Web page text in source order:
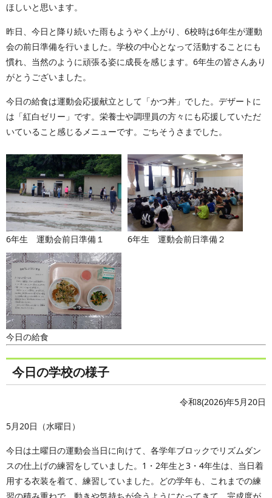
ほしいと思います。
昨日、今日と降り続いた雨もようやく上がり、6校時は6年生が運動
会の前日準備を行いました。学校の中心となって活動することにも
慣れ、当然のように頑張る姿に成長を感じます。6年生の皆さんあり
がとうございました。
今日の給食は運動会応援献立として「かつ丼」でした。デザートに
は「紅白ゼリー」です。栄養士や調理員の方々にも応援していただ
いていること感じるメニューです。ごちそうさまでした。
6年生 運動会前日準備１ 6年生 運動会前日準備２
今日の給食
今日の学校の様子
令和8(2026)年5月20日
5月20日（水曜日）
今日は土曜日の運動会当日に向けて、各学年ブロックでリズムダン
スの仕上げの練習をしていました。1・2年生と3・4年生は、当日着
用する衣装を着て、練習していました。どの学年も、これまでの練